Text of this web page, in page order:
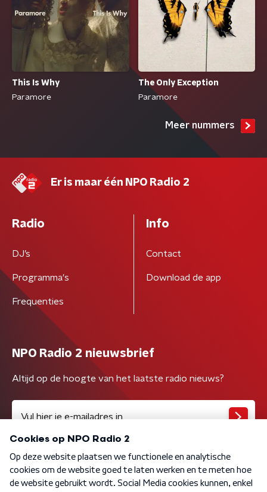
This Is Why
Paramore
The Only Exception
Paramore
Meer nummers
Er is maar één NPO Radio 2
Radio
DJ’s
Programma's
Frequenties
Info
Contact
Download de app
NPO Radio 2 nieuwsbrief
Altijd op de hoogte van het laatste radio nieuws?